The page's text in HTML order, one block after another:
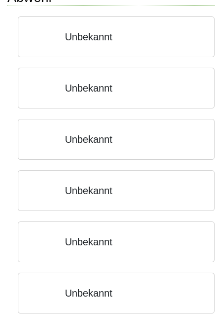
Unbekannt
Unbekannt
Unbekannt
Unbekannt
Unbekannt
Unbekannt